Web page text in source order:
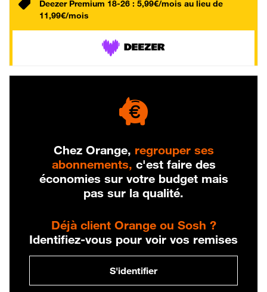
Deezer Premium 18-26 : 5,99€/mois au lieu de
11,99€/mois
Chez Orange, regrouper ses
abonnements, c'est faire des
économies sur votre budget mais
pas sur la qualité.
Déjà client Orange ou Sosh ?
Identifiez-vous pour voir vos remises
S'identifier